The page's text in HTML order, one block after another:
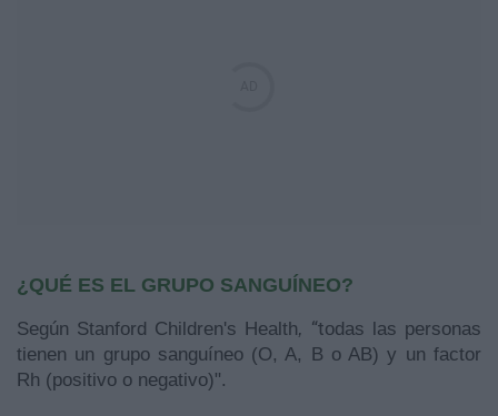
¿QUÉ ES EL GRUPO SANGUÍNEO?
Según Stanford Children's Health, “todas las personas
tienen un grupo sanguíneo (O, A, B o AB) y un factor
Rh (positivo o negativo)".